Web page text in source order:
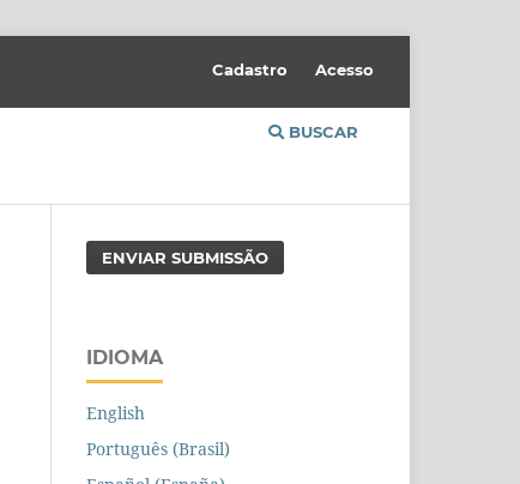
BUSCAR
Cadastro Acesso
ENVIAR SUBMISSÃO
IDIOMA
English
Português (Brasil)